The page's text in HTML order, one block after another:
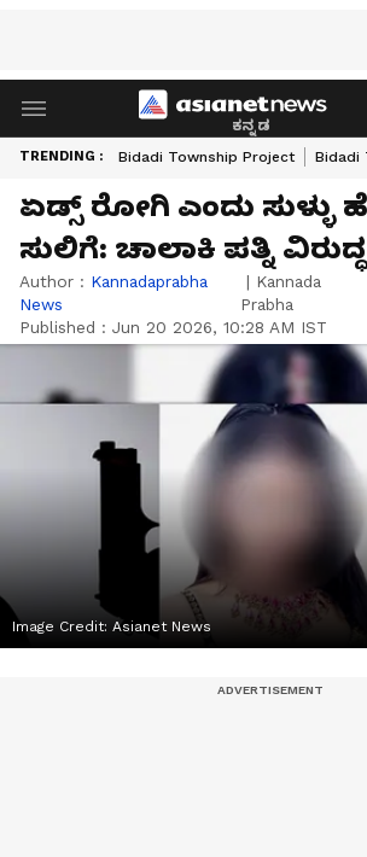
ಕನ್ನಡ
TRENDING : Bidadi Township Project Bidadi
ಏಡ್ಸ್ ರೋಗಿ ಎಂದು ಸುಳ್ಳು
ಸುಲಿಗೆ: ಚಾಲಾಕಿ ಪತ್ನಿ
Author : Kannadaprabha
News
| Kannada
Prabha
Published : Jun 20 2026, 10:28 AM IST
Image Credit: Asianet News